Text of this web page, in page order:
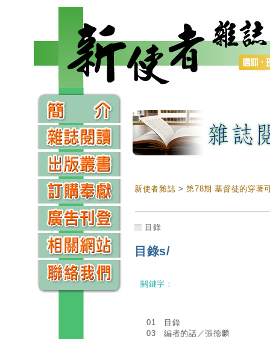
新使者雜誌 >第78期 基督徒的穿著
目錄
目錄s/
關鍵字：
01 目錄
03 編者的話／張德麟